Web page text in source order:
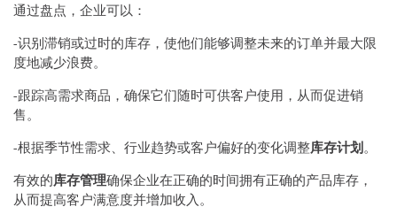
通过盘点，企业可以：
-识别滞销或过时的库存，使他们能够调整未来的订单并最大限
度地减少浪费。
-跟踪高需求商品，确保它们随时可供客户使用，从而促进销
售。
-根据季节性需求、行业趋势或客户偏好的变化调整库存计划。
有效的库存管理确保企业在正确的时间拥有正确的产品库存，
从而提高客户满意度并增加收入。